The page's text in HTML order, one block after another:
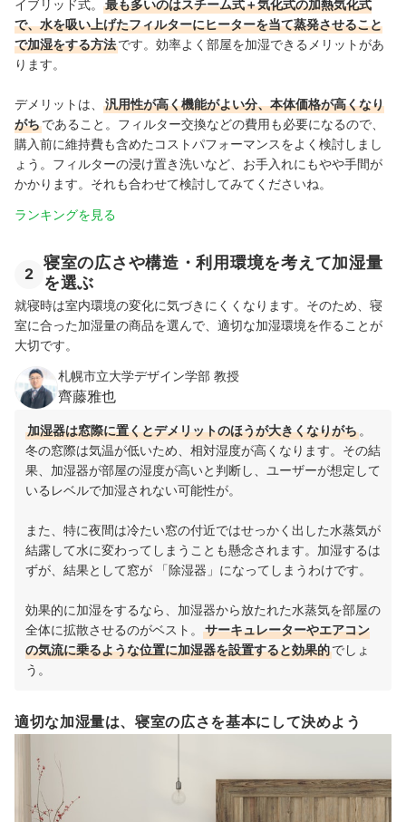
イブリッド式。
最も多いのはスチーム式＋気化式の加熱気化式
で、水を吸い上げたフィルターにヒーターを当て蒸発させること
で加湿をする方法です。効率よく部屋を加湿できるメリットがあ
ります。
デメリットは、
汎用性が高く機能がよい分、本体価格が高くなり
がちであること。フィルター交換などの費用も必要になるので、
購入前に維持費も含めたコストパフォーマンスをよく検討しまし
ょう。フィルターの浸け置き洗いなど、お手入れにもやや手間が
かかります。それも合わせて検討してみてくださいね。
ランキングを見る
2
寝室の広さや構造・利用環境を考えて加湿量
を選ぶ
就寝時は室内環境の変化に気づきにくくなります。そのため、寝
室に合った加湿量の商品を選んで、適切な加湿環境を作ることが
大切です。
札幌市立大学デザイン学部 教授
齊藤雅也
加湿器は窓際に置くとデメリットのほうが大きくなりがち 。
冬の窓際は気温が低いため、相対湿度が高くなります。その結
果、加湿器が部屋の湿度が高いと判断し、ユーザーが想定して
いるレベルで加湿されない可能性が。
また、特に夜間は冷たい窓の付近ではせっかく出した水蒸気が
結露して水に変わってしまうことも懸念されます。加湿するは
ずが、結果として窓が 「除湿器」になってしまうわけです。
効果的に加湿をするなら、加湿器から放たれた水蒸気を部屋の
全体に拡散させるのがベスト。
サーキュレーターやエアコン
の気流に乗るような位置に加湿器を設置すると効果的でしょ
う。
適切な加湿量は、寝室の広さを基本にして決めよう